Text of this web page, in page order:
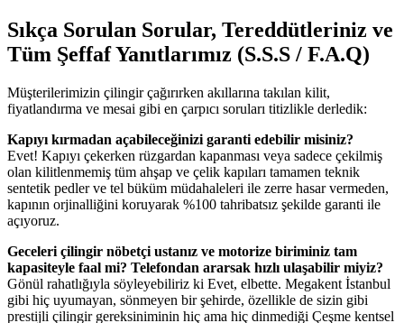
Sıkça Sorulan Sorular, Tereddütleriniz ve
Tüm Şeffaf Yanıtlarımız (S.S.S / F.A.Q)
Müşterilerimizin çilingir çağırırken akıllarına takılan kilit,
fiyatlandırma ve mesai gibi en çarpıcı soruları titizlikle derledik:
Kapıyı kırmadan açabileceğinizi garanti edebilir misiniz?
Evet! Kapıyı çekerken rüzgardan kapanması veya sadece çekilmiş
olan kilitlenmemiş tüm ahşap ve çelik kapıları tamamen teknik
sentetik pedler ve tel büküm müdahaleleri ile zerre hasar vermeden,
kapının orjinalliğini koruyarak %100 tahribatsız şekilde garanti ile
açıyoruz.
Geceleri çilingir nöbetçi ustanız ve motorize biriminiz tam
kapasiteyle faal mi? Telefondan ararsak hızlı ulaşabilir miyiz?
Gönül rahatlığıyla söyleyebiliriz ki Evet, elbette. Megakent İstanbul
gibi hiç uyumayan, sönmeyen bir şehirde, özellikle de sizin gibi
prestijli çilingir gereksiniminin hiç ama hiç dinmediği Çeşme kentsel